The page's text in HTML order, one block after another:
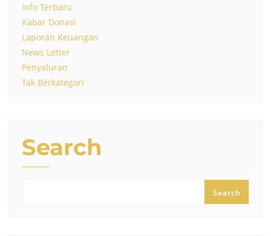
Info Terbaru
Kabar Donasi
Laporan Keuangan
News Letter
Penyaluran
Tak Berkategori
Search
Search